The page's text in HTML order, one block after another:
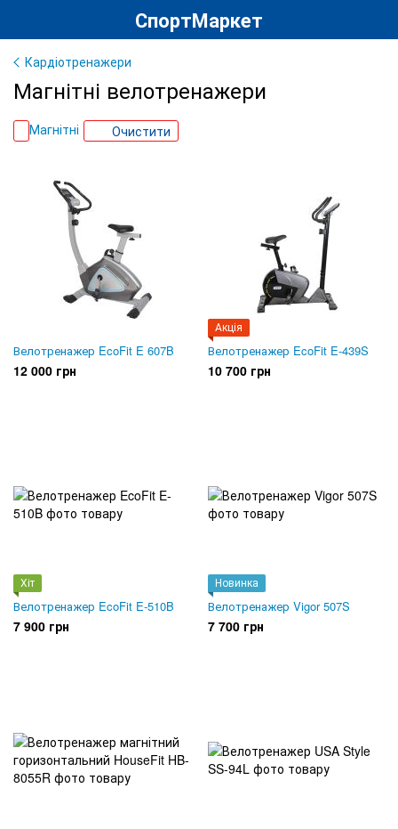
СпортМаркет
Кардіотренажери
Магнітні велотренажери
Магнітні Очистити
Велотренажер EcoFit E 607B
12 000 грн
Акція
Велотренажер EcoFit E-439S
10 700 грн
Хіт
Велотренажер EcoFit E-510B
7 900 грн
Новинка
Велотренажер Vigor 507S
7 700 грн